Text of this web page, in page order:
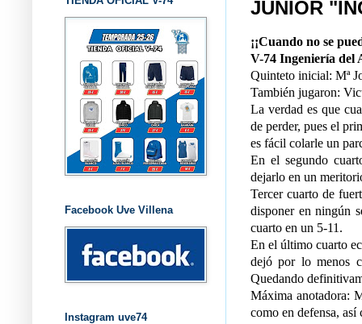
JUNIOR
¡¡Cuando no se
V-74 Ingeniería del
Quinteto inicial: Mª
También jugaron:
La verdad es que
de perder, pues el
es fácil colarle un
En el segundo
dejarlo en un
Tercer cuarto de
disponer en ningún
cuarto en un 5-11.
En el último cuarto
dejó por lo menos
Quedando
Máxima anotadora:
como en defensa, así
Facebook Uve Villena
Instagram uve74